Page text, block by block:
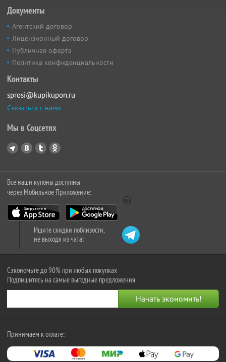
Документы
Агентский договор
Лицензионный договор
Публичная оферта
Политика конфиденциальности
Контакты
sprosi@kupikupon.ru
Связаться с нами
Мы в Соцсетях
Все наши купоны доступны
через Мобильное Приложение:
Ищите скидки поблизости,
не выходя из чата:
Сэкономьте до 90% при любых покупках
Подпишитесь на самые выгодные предложения
Принимаем к оплате: